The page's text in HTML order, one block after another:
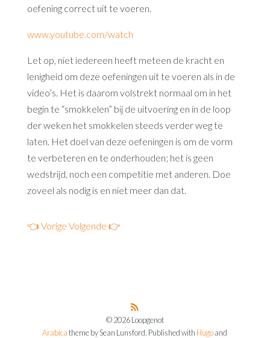
oefening correct uit te voeren.
www.youtube.com/watch
Let op, niet iedereen heeft meteen de kracht en
lenigheid om deze oefeningen uit te voeren als in de
video’s. Het is daarom volstrekt normaal om in het
begin te “smokkelen” bij de uitvoering en in de loop
der weken het smokkelen steeds verder weg te
laten. Het doel van deze oefeningen is om de vorm
te verbeteren en te onderhouden; het is geen
wedstrijd, noch een competitie met anderen. Doe
zoveel als nodig is en niet meer dan dat.
👈 Vorige Volgende 👉
© 2026 Loopgenot
Arabica theme by Sean Lunsford. Published with Hugo and